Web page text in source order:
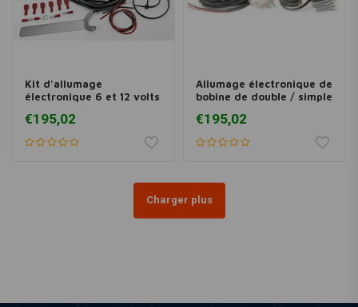
Kit d'allumage
électronique 6 et 12 volts
€195,02
Allumage électronique de
bobine de double / simple
€195,02
Charger plus